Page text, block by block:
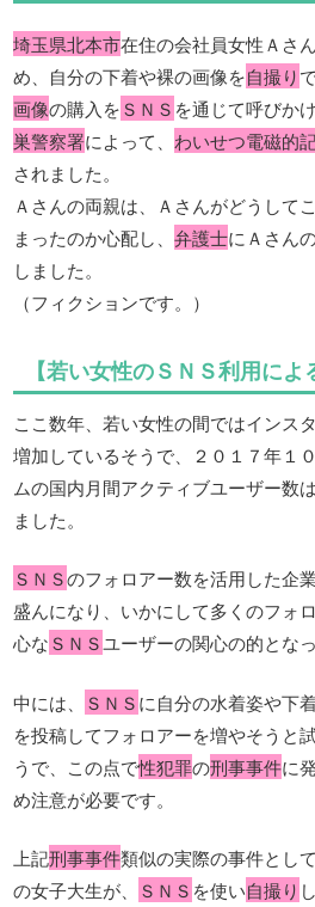
埼玉県北本市在住の会社員女性Ａさ
め、自分の下着や裸の画像を自撮り
画像の購入をＳＮＳ を通じて呼びか
巣警察署によって、わいせつ電磁的
されました。
Ａさんの両親は、Ａさんがどうして
まったのか心配し、弁護士にＡさん
しました。
（フィクションです。）
【若い女性のＳＮＳ利用によ
ここ数年、若い女性の間ではインス
増加しているそうで、２０１７年１
ムの国内月間アクティブユーザー数
ました。
ＳＮＳのフォロアー数を活用した企
盛んになり、いかにして多くのフォ
心なＳＮＳユーザーの関心の的とな
中には、 ＳＮＳに自分の水着姿や下
を投稿してフォロアーを増やそうと
うで、この点で性犯罪の刑事事件に
め注意が必要です。
上記刑事事件類似の実際の事件とし
の女子大生が、
ＳＮＳ を使い自撮り